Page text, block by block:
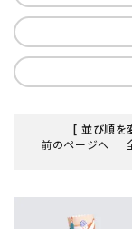
[ 並び順を
前のページへ